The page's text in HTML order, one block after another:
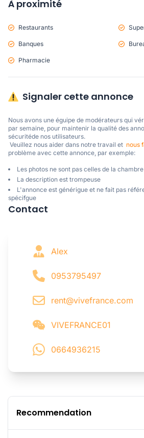
À proximité
Restaurants
Banques
Pharmacie
Signaler cette annonce
Nous avons une éguipe de modérateurs qui
par semaine, pour maintenir la qualité des
sécuritéde nos utilisateurs.
Veuillez nous aider dans notre travail et nous
problème avec cette annonce, par exemple:
Les photos ne sont pas celles de la
La description est trompeuse
L'annonce est générigue et ne fait pas
spécifgue
Contact
Alex
0953795497
rent@vivefrance.com
VIVEFRANCE01
0664936215
Recommendation